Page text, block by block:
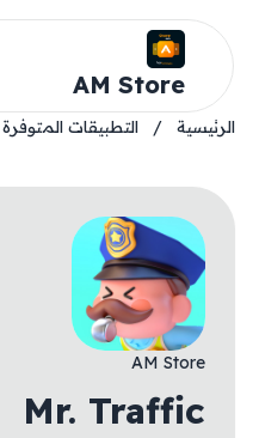
AM Store
الرئيسية / التطبيقات المتوفرة
AM Store
Mr. Traffic